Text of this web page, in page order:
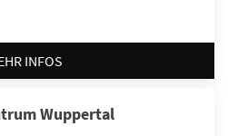
INFOS
Wuppertal